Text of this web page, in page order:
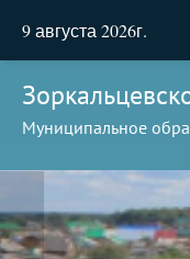
9 августа 2026г.
Муниципальное